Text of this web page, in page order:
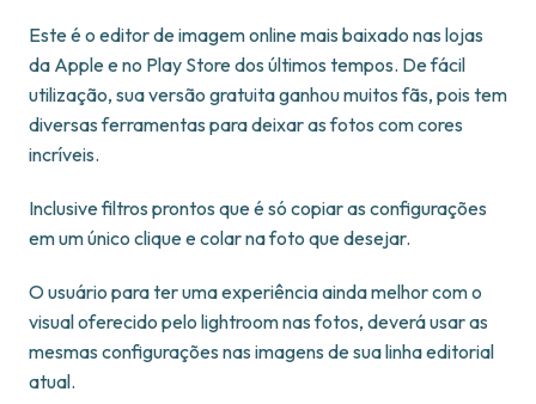
Este é o editor de imagem online mais baixado nas lojas
da Apple e no Play Store dos últimos tempos. De fácil
utilização, sua versão gratuita ganhou muitos fãs, pois tem
diversas ferramentas para deixar as fotos com cores
incríveis.
Inclusive filtros prontos que é só copiar as configurações
em um único clique e colar na foto que desejar.
O usuário para ter uma experiência ainda melhor com o
visual oferecido pelo lightroom nas fotos, deverá usar as
mesmas configurações nas imagens de sua linha editorial
atual.